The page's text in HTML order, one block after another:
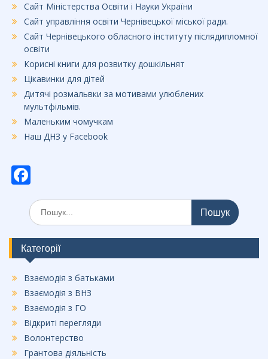
Сайт Міністерства Освіти і Науки України
Сайт управління освіти Чернівецької міської ради.
Сайт Чернівецького обласного інституту післядипломної
освіти
Корисні книги для розвитку дошкільнят
Цікавинки для дітей
Дитячі розмальвки за мотивами улюблених
мультфільмів.
Маленьким чомучкам
Наш ДНЗ у Facebook
ac
e
b
o
o
k
Шукати:
Категорії
Взаємодія з батьками
Взаємодія з ВНЗ
Взаємодія з ГО
Відкриті перегляди
Волонтерство
Грантова діяльність